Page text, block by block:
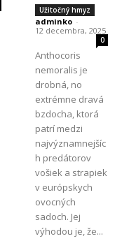
Užitočný hmyz
adminko -
12 decembra, 2025
0
Anthocoris
nemoralis je
drobná, no
extrémne dravá
bzdocha, ktorá
patrí medzi
najvýznamnejšíc
h predátorov
vošiek a strapiek
v európskych
ovocných
sadoch. Jej
výhodou je, že...